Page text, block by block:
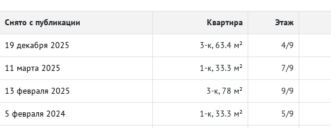
Снято с публикации Квартира Этаж
19 декабря 2025 3-к, 63.4 м² 4/9
11 марта 2025 1-к, 33.3 м² 7/9
13 февраля 2025 3-к, 78 м² 9/9
5 февраля 2024 1-к, 33.3 м² 5/9